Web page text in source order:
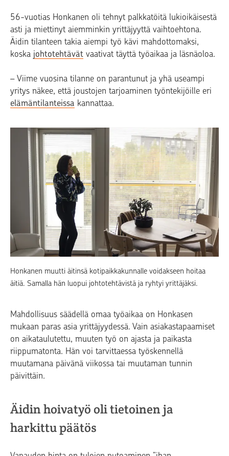
56-vuotias Honkanen oli tehnyt palkkatöitä lukioikäisestä
asti ja miettinyt aiemminkin yrittäjyyttä vaihtoehtona.
Äidin tilanteen takia aiempi työ kävi mahdottomaksi,
koska johtotehtävät vaativat täyttä työaikaa ja läsnäoloa.
– Viime vuosina tilanne on parantunut ja yhä useampi
yritys näkee, että joustojen tarjoaminen työntekijöille eri
elämäntilanteissa kannattaa.
Honkanen muutti äitinsä kotipaikkakunnalle voidakseen hoitaa
äitiä. Samalla hän luopui johtotehtävistä ja ryhtyi yrittäjäksi.
Mahdollisuus säädellä omaa työaikaa on Honkasen
mukaan paras asia yrittäjyydessä. Vain asiakastapaamiset
on aikataulutettu, muuten työ on ajasta ja paikasta
riippumatonta. Hän voi tarvittaessa työskennellä
muutamana päivänä viikossa tai muutaman tunnin
päivittäin.
Äidin hoivatyö oli tietoinen ja
harkittu päätös